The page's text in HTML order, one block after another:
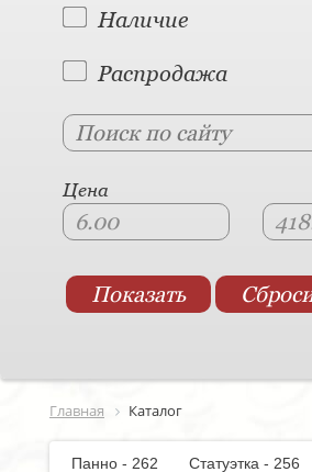
Наличие
Распродажа
Цена
Главная Каталог
Панно - 262 Статуэтка -